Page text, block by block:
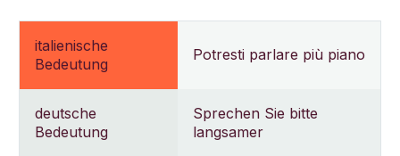
italienische
Bedeutung
Potresti parlare più piano
deutsche
Bedeutung
Sprechen Sie bitte
langsamer